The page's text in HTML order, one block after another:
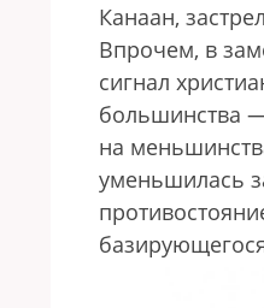
Канаан,
Впрочем, в
сигнал
большинства
на
уменьшилась